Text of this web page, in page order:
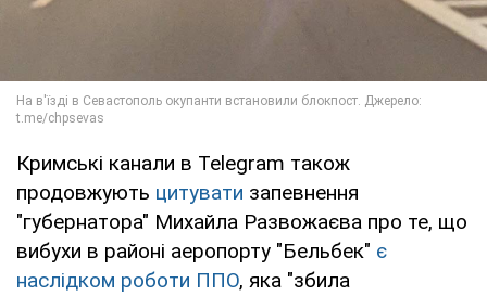
Кримські канали в Telegram також
продовжують цитувати запевнення
"губернатора" Михайла Развожаєва про те, що
вибухи в районі аеропорту "Бельбек" є
наслідком роботи ППО, яка "збила